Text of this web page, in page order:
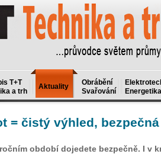
T+T
a trh
Aktuality
Obrábění
Svařování
Energetika
= čistý výhled,
období dojedete bezpečně. I